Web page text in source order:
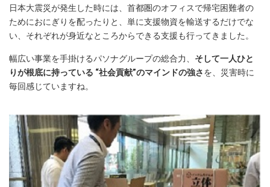
日本大震災が発生した時には、首都圏のオフィスで帰宅困難者の
ためにおにぎりを配ったりと、単に支援物資を輸送するだけでな
い、それぞれが身近なところからできる支援も行ってきました。
幅広い事業を手掛けるパソナグループの総合力、 そして一人ひと
りが根底に持っている “社会貢献”のマインドの強さを、災害時に
毎回感じていますね。